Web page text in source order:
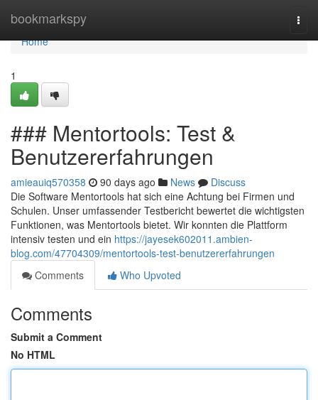
bookmarkspy
Home
Home
1
### Mentortools: Test &
Benutzererfahrungen
amieauiq570358 90 days ago News
Discuss
Die Software Mentortools hat sich eine Achtung bei Firmen und
Schulen. Unser umfassender Testbericht bewertet die wichtigsten
Funktionen, was Mentortools bietet. Wir konnten die Plattform
intensiv testen und ein https://jayesek602011.ambien-
blog.com/47704309/mentortools-test-benutzererfahrungen
Comments
Who Upvoted
Comments
Submit a Comment
No HTML